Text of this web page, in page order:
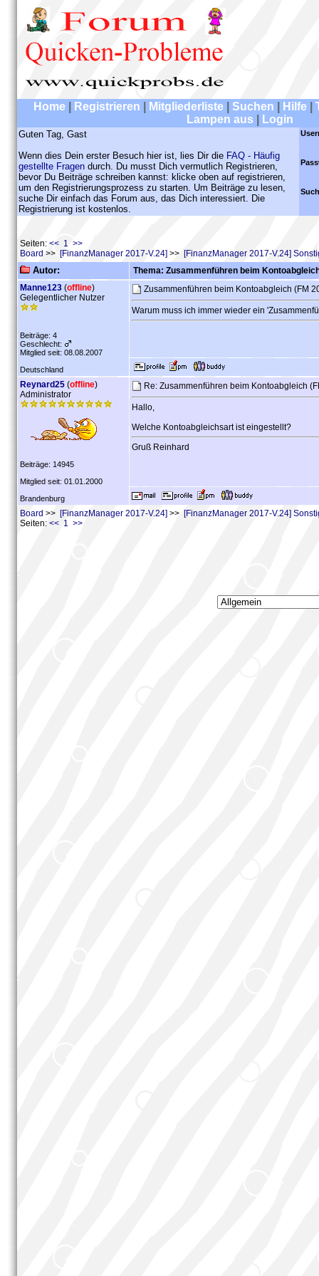
Home Registrieren Mitgliederliste Suchen Hilfe
Lampen aus
Login
Guten Tag, Gast
Wenn dies Dein erster Besuch hier ist, lies Dir die FAQ - Häufig
gestellte Fragen durch. Du musst Dich vermutlich Registrieren,
bevor Du Beiträge schreiben kannst: klicke oben auf registrieren,
um den Registrierungsprozess zu starten. Um Beiträge zu lesen,
suche Dir einfach das Forum aus, das Dich interessiert. Die
Registrierung ist kostenlos.
Seiten: << 1 >>
Board >> [FinanzManager 2017-V.24] >> [FinanzManager 2017-V.24]
Autor:
Thema: Zusammenführen beim
Manne123 (offline)
Gelegentlicher Nutzer
Beiträge: 4
Geschlecht:
Mitglied seit: 08.08.2007
Deutschland
Zusammenführen beim Kontoabgleich (FM
Warum muss ich immer wieder ein
Reynard25 (offline)
Administrator
Beiträge: 14945
Mitglied seit: 01.01.2000
Brandenburg
Re: Zusammenführen beim Kontoabgleich
Hallo,
Welche Kontoabgleichsart ist eingestellt?
Gruß Reinhard
Board >> [FinanzManager 2017-V.24] >> [FinanzManager 2017-V.24]
Seiten: << 1 >>